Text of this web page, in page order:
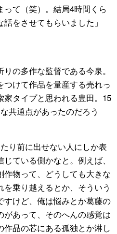
て（笑）。結局4時間くら
をさせてもらいました」
の多作な監督である今泉。
けて作品を量産する売れっ
タイプと思われる豊田。15
共通点があったのだろう
り前に出せない人にしか表
ている側かなと。例えば、
物って、どうしても大きな
乗り越えるとか、そういう
けど、俺は悩みとか葛藤の
あって、そのへんの感覚は
品の芯にある孤独とか淋し